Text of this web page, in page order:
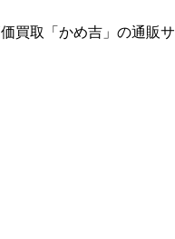
買取「かめ吉」の通販